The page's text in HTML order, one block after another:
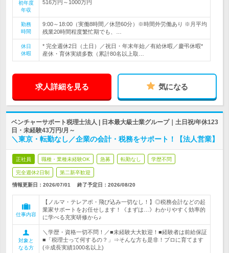
初年度
年収
516万円～1000万円
勤務
時間
9:00～18:00（実働8時間／休憩60分）※時間外労働あり ※月平均
残業20時間程度繁忙期でも、…
休日
休暇
* 完全週休2日（土日）／祝日・年末年始／有給休暇／慶弔休暇*
産休・育休実績多数（累計80名以上取…
求人詳細を見る 気になる
ベンチャーサポート税理士法人 | 日本最大級士業グループ｜土日祝/年休123
日・未経験43万円/月～
＼東京・転勤なし／企業の会計・税務をサポート！【法人営業】
正社員 職種・業種未経験OK 急募 転勤なし 学歴不問
完全週休2日制 第二新卒歓迎
情報更新日：2026/07/01 終了予定日： 2026/08/20
仕事内容
【ノルマ・テレアポ・飛び込み一切なし！】◎税務会計などの起
業家サポートをお任せします！《まずは…》わかりやすく効率的
に学べる充実研修から♪
対象と
なる方
＼学歴・資格一切不問！／■未経験大大歓迎！■経験者は前給保証
■「税理士って何するの？」⇒そんな方も是非！プロに育てます
(※成長実績1000名以上)